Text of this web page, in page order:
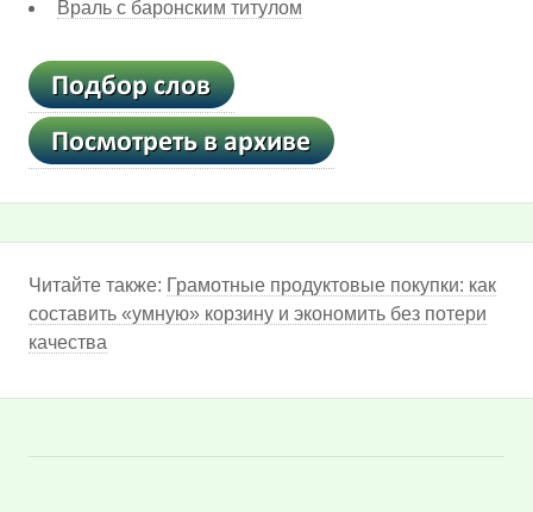
Враль с баронским титулом
Читайте также: Грамотные продуктовые покупки: как
составить «умную» корзину и экономить без потери
качества